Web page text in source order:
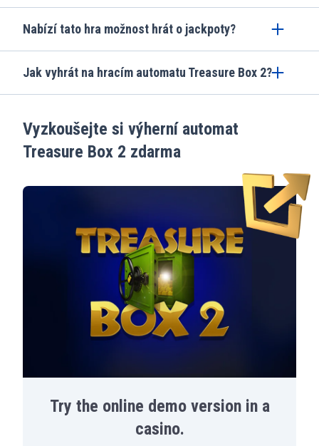
Nabízí tato hra možnost hrát o jackpoty?
Jak vyhrát na hracím automatu Treasure Box 2?
Vyzkoušejte si výherní automat
Treasure Box 2 zdarma
Try the online demo version in a
casino.